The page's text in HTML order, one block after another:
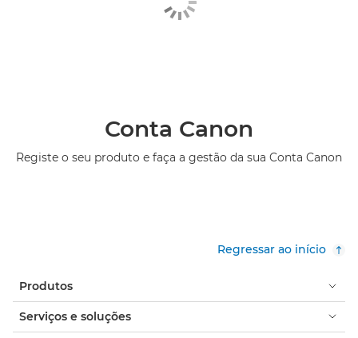
Conta Canon
Registe o seu produto e faça a gestão da sua Conta Canon
Regressar ao início
Produtos
Serviços e soluções